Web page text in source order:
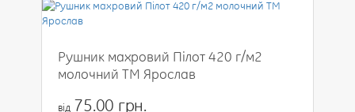
Рушник махровий Пілот 420 г/м2
молочний ТМ Ярослав
від 75.00 грн.